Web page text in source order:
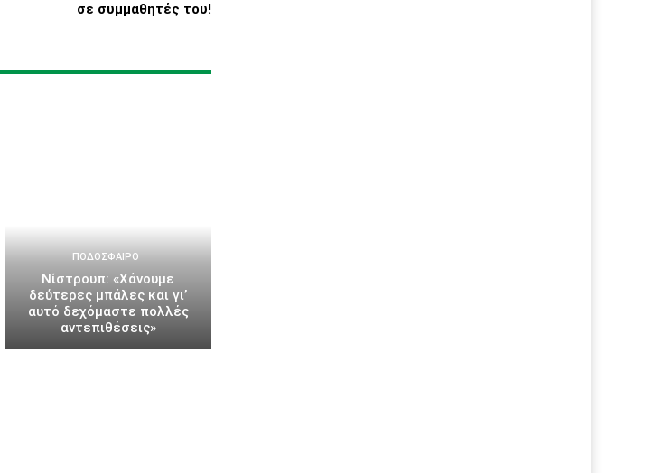
σε συμμαθητές του!
ΠΟΔΌΣΦΑΙΡΟ
Νίστρουπ: «Χάνουμε
δεύτερες μπάλες και γι’
αυτό δεχόμαστε πολλές
αντεπιθέσεις»